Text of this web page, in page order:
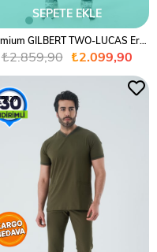
SEPETE EKLE
₺2.099,90
₺2.859,90
%27